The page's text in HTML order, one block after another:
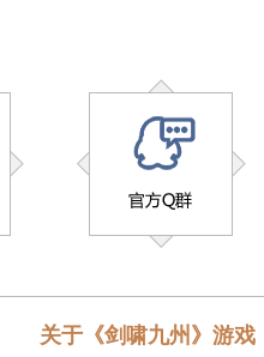
关于《剑啸九州》游戏